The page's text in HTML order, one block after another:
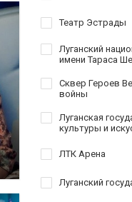
Театр Эстрады
Луганский
имени Тараса
Сквер Героев
войны
Луганская
культуры и
ЛТК Арена
Луганский